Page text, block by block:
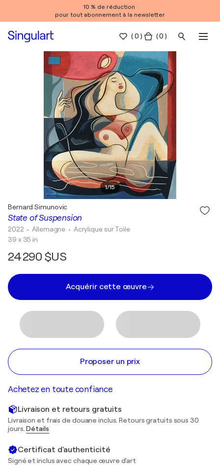
10 % de réduction
pour tout abonnement à la newsletter
(0 ) ( 0 )
1/15
State of Suspension
Bernard Simunovic
2022 • Allemagne • Acrylique sur Toile
39 x 35 in
24 290 $US
Acquérir cette œuvre
Proposer un prix
Achetez en toute confiance
Livraison et retours gratuits
Livraison et frais de douane inclus. Retours gratuits sous 30
jours.Détails
Certificat d'authenticité
Signé et inclus avec chaque œuvre d'art